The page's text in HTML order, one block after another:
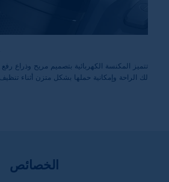
تتميز المكنسة الكهربائية بتصميم مريح وذراع
لك الراحة وإمكانية حملها بشكل متزن أثناء
الخصائص